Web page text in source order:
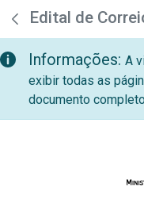
Pular para o Conteúdo
teste descricao
Edital de
Informações: A
exibir todas as
documento